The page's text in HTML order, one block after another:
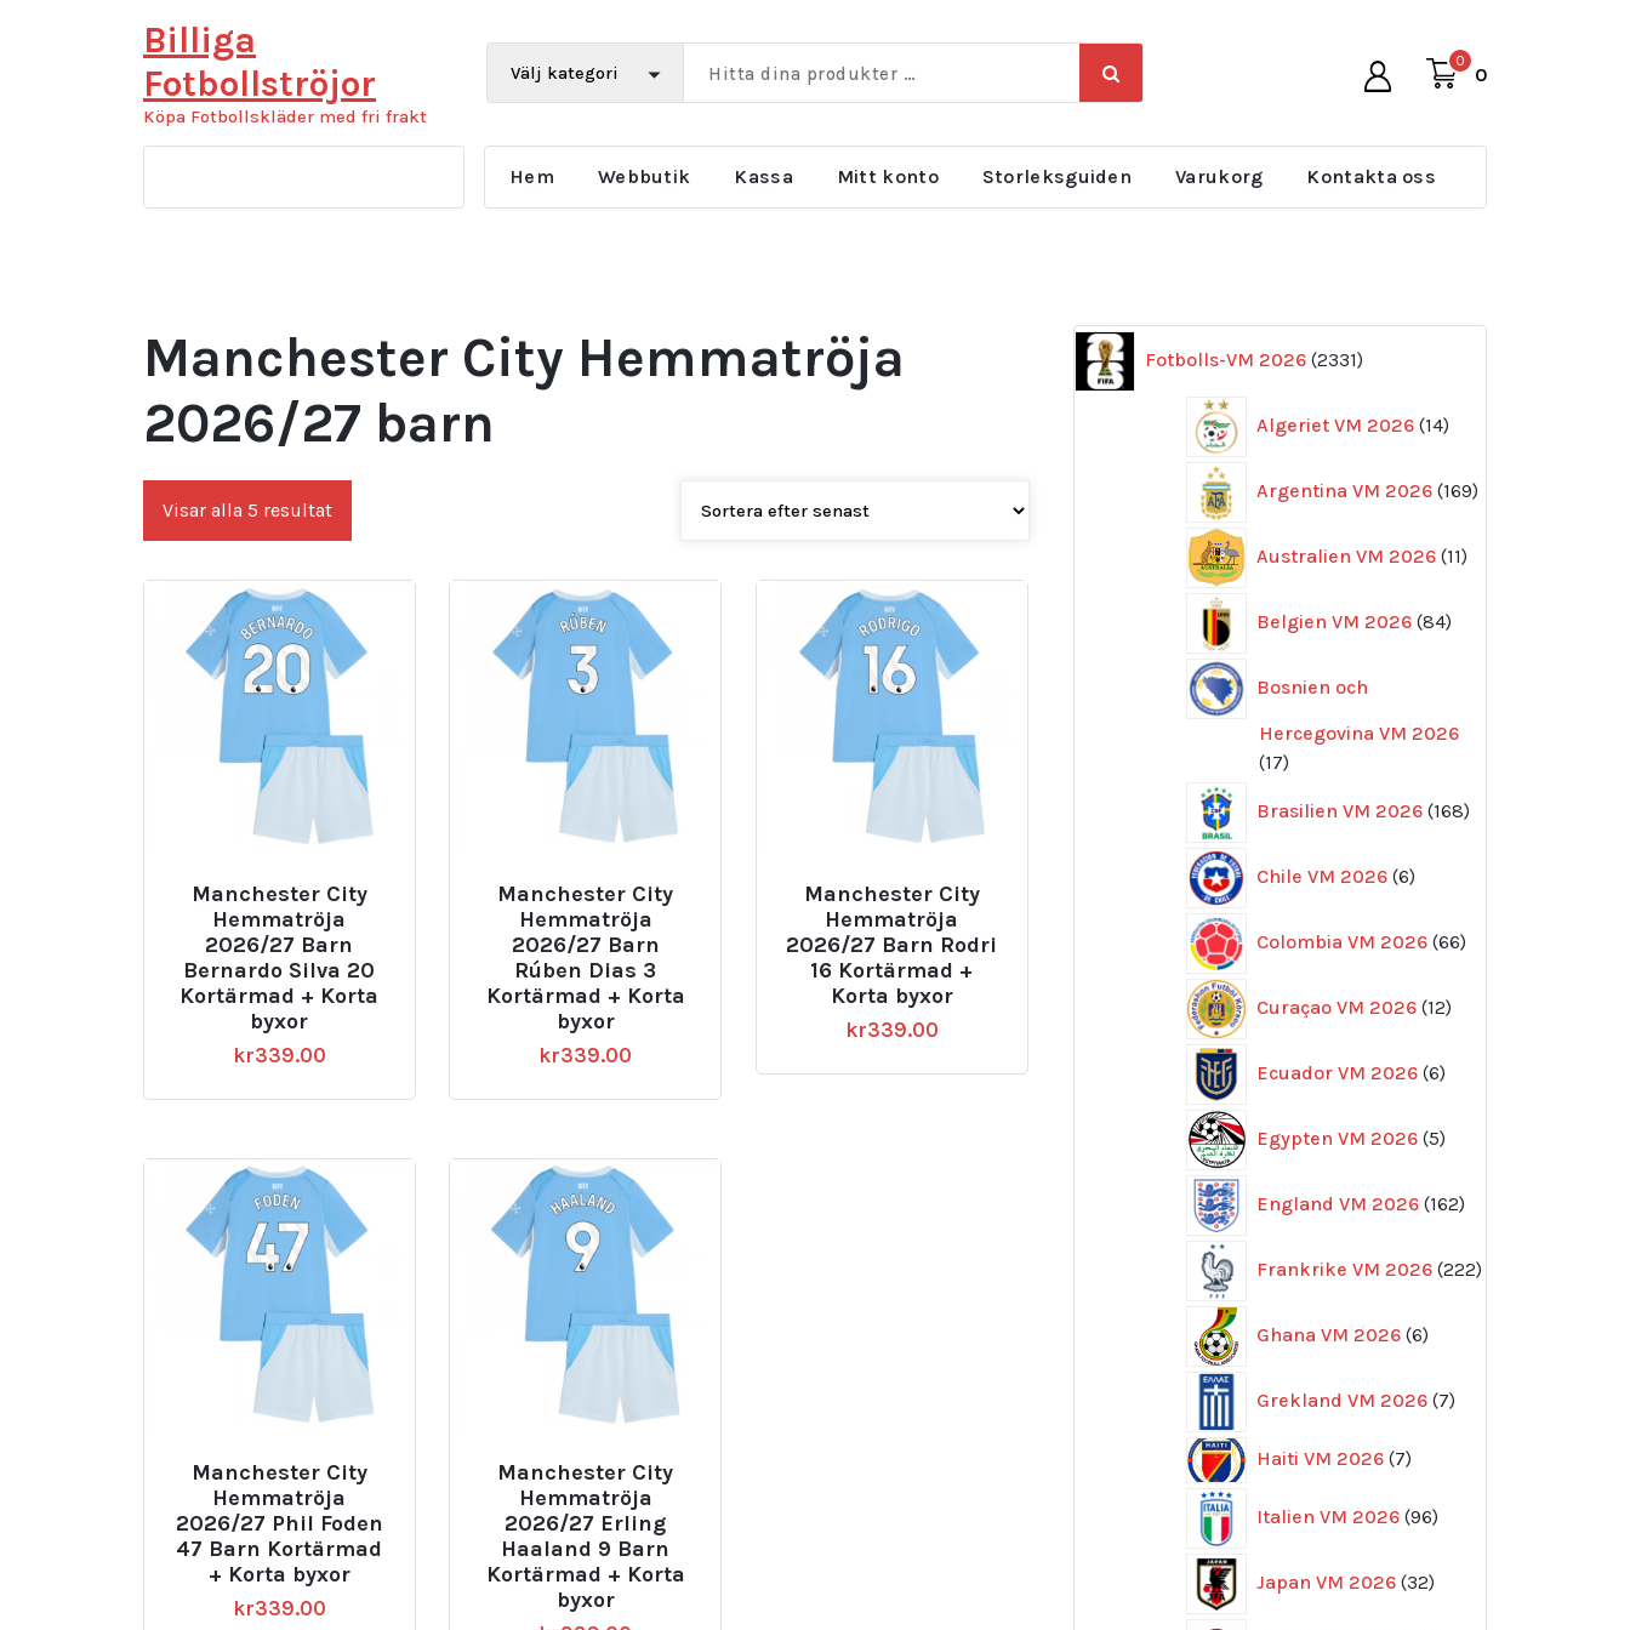
Billiga
Fotbollströjor
Köpa Fotbollskläder med fri frakt
0
0
Hem Webbutik Kassa Mitt konto Storleksguiden Varukorg Kontakta oss
Manchester City Hemmatröja
2026/27 barn
Visar alla 5 resultatSortera
efter
Manchester City
Hemmatröja
2026/27 Barn
Bernardo Silva 20
Kortärmad + Korta
byxor
kr339.00
Manchester City
Hemmatröja
2026/27 Barn
Rúben Dias 3
Kortärmad + Korta
byxor
kr339.00
Manchester City
Hemmatröja
2026/27 Barn Rodri
16 Kortärmad +
Korta byxor
kr339.00
Manchester City
Hemmatröja
2026/27 Phil Foden
47 Barn Kortärmad
+ Korta byxor
kr339.00
Manchester City
Hemmatröja
2026/27 Erling
Haaland 9 Barn
Kortärmad + Korta
byxor
Fotbolls-VM 2026 2331
produkter
Algeriet VM 2026 14
produkter
Argentina VM 2026 169
produkter
Australien VM 2026 11
produkter
Belgien VM 2026 84
produkter
Bosnien och
Hercegovina VM 2026
1717
Brasilien VM 2026 168
produkter
Chile VM 2026 6
produkter
Colombia VM 2026 66
produkter
Curaçao VM 2026 12
produkter
Ecuador VM 2026 6
produkter
Egypten VM 2026 5
produkter
England VM 2026 162
produkter
Frankrike VM 2026 222
produkter
Ghana VM 2026 6
produkter
Grekland VM 2026 7
produkter
Haiti VM 2026 77
Italien VM 2026 96
produkter
Japan VM 2026 32
produkter